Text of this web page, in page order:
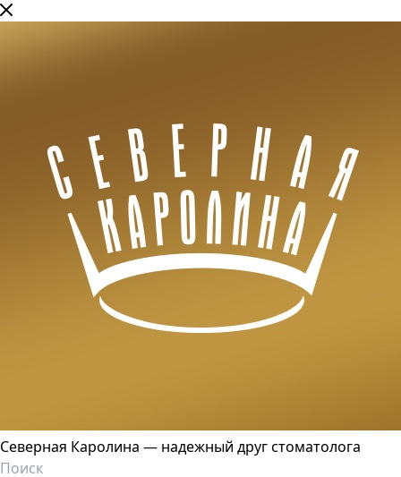
Северная Каролина — надежный друг стоматолога